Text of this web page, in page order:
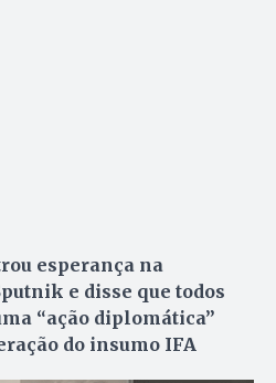
esperança na
e disse que todos
“ação diplomática”
do insumo IFA